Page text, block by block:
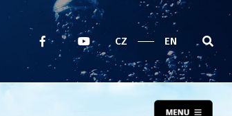
CZ EN